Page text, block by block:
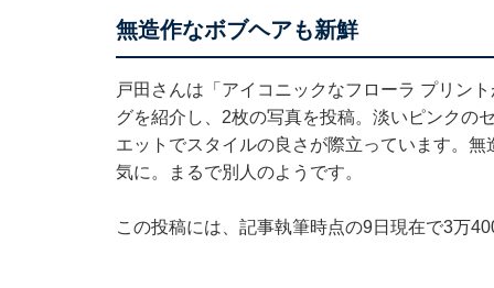
無造作なボブヘアも新鮮
戸田さんは「アイコニックなフローラ プリン
グを紹介し、2枚の写真を投稿。淡いピンクの
エットでスタイルの良さが際立っています。
気に。まるで別人のようです。
この投稿には、記事執筆時点の9日現在で3万